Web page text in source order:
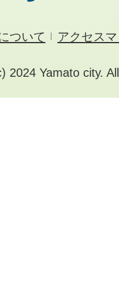
ついて アクセス
2024 Yamato city.